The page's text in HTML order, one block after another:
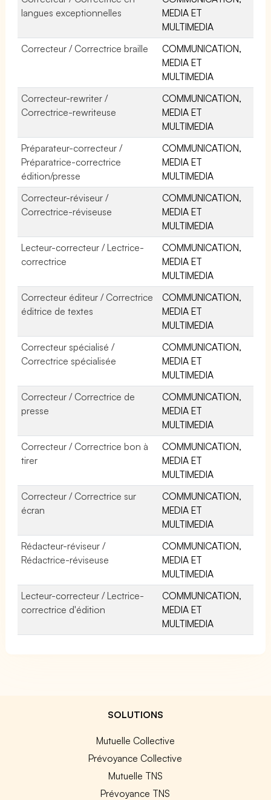
langues exceptionnelles
MEDIA ET
MULTIMEDIA
Correcteur / Correctrice braille
COMMUNICATION,
MEDIA ET
MULTIMEDIA
Correcteur-rewriter /
Correctrice-rewriteuse
COMMUNICATION,
MEDIA ET
MULTIMEDIA
Préparateur-correcteur /
Préparatrice-correctrice
édition/presse
COMMUNICATION,
MEDIA ET
MULTIMEDIA
Correcteur-réviseur /
Correctrice-réviseuse
COMMUNICATION,
MEDIA ET
MULTIMEDIA
Lecteur-correcteur / Lectrice-
correctrice
COMMUNICATION,
MEDIA ET
MULTIMEDIA
Correcteur éditeur / Correctrice
éditrice de textes
COMMUNICATION,
MEDIA ET
MULTIMEDIA
Correcteur spécialisé /
Correctrice spécialisée
COMMUNICATION,
MEDIA ET
MULTIMEDIA
Correcteur / Correctrice de
presse
COMMUNICATION,
MEDIA ET
MULTIMEDIA
Correcteur / Correctrice bon à
tirer
COMMUNICATION,
MEDIA ET
MULTIMEDIA
Correcteur / Correctrice sur
écran
COMMUNICATION,
MEDIA ET
MULTIMEDIA
Rédacteur-réviseur /
Rédactrice-réviseuse
COMMUNICATION,
MEDIA ET
MULTIMEDIA
Lecteur-correcteur / Lectrice-
correctrice d'édition
COMMUNICATION,
MEDIA ET
MULTIMEDIA
SOLUTIONS
Mutuelle Collective
Prévoyance Collective
Mutuelle TNS
Prévoyance TNS